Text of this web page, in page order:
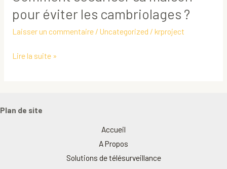
pour éviter les cambriolages ?
Laisser un commentaire / Uncategorized / krproject
Lire la suite »
Plan de site
Accueil
A Propos
Solutions de télésurveillance